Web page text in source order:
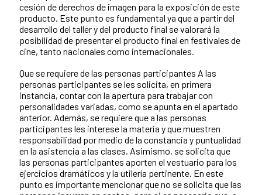
cesión de derechos de imagen para la exposición de este
producto. Este punto es fundamental ya que a partir del
desarrollo del taller y del producto final se valorará la
posibilidad de presentar el producto final en festivales de
cine, tanto nacionales como internacionales.
Que se requiere de las personas participantes A las
personas participantes se les solicita, en primera
instancia, contar con la apertura para trabajar con
personalidades variadas, como se apunta en el apartado
anterior. Además, se requiere que a las personas
participantes les interese la materia y que muestren
responsabilidad por medio de la constancia y puntualidad
en la asistencia a las clases. Asimismo, se solicita que
las personas participantes aporten el vestuario para los
ejercicios dramáticos y la utilería pertinente. En este
punto es importante mencionar que no se solicita que las